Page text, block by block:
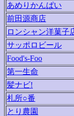
あめりかんぱい
前田源商店
ロンシャン洋菓子
サッポロビール
Food's-Foo
第一生命
髪ナビ!
札所○番
とり農園